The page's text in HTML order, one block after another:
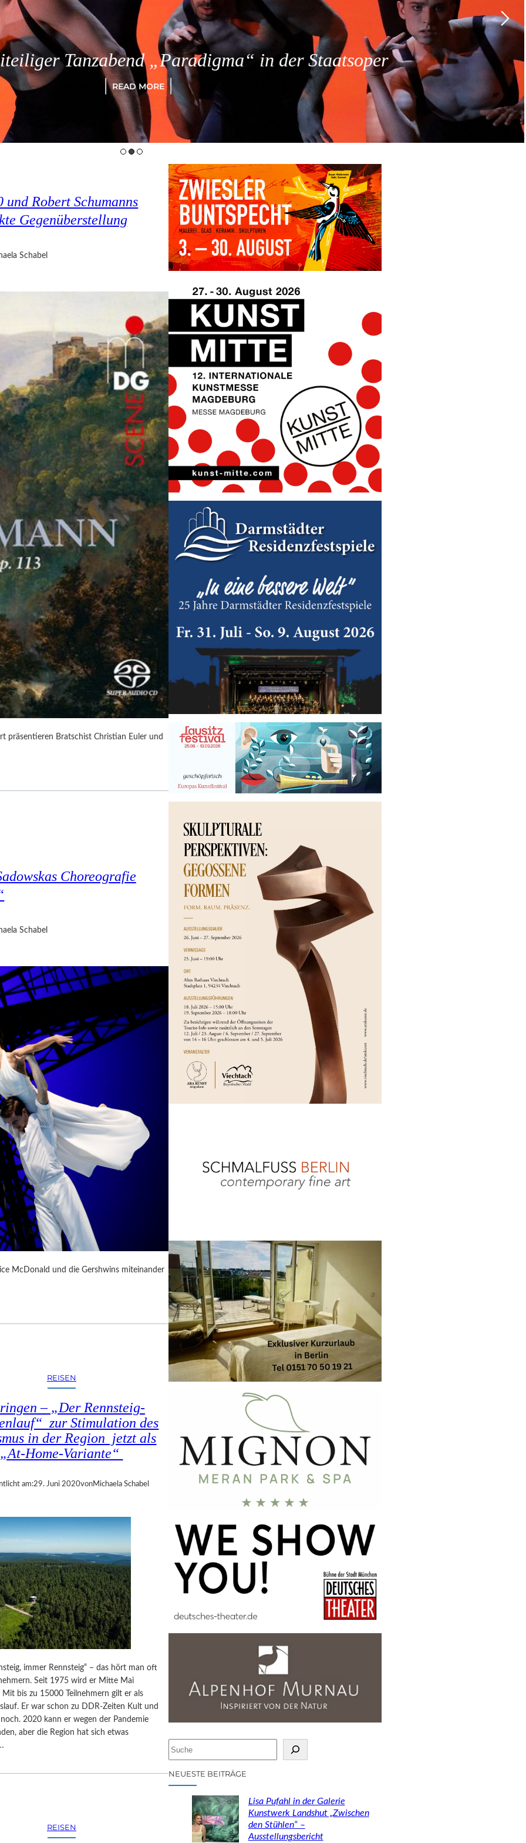
Tanzabend „Paradigma“ in der Staatsoper
READ MORE
und Robert Schumanns
Gegenüberstellung
Schabel
präsentieren Bratschist Christian Euler und
Choreografie
Schabel
McDonald und die Gershwins miteinander
REISEN
– „Der Rennsteig-
zur Stimulation des
in der Region jetzt als
„At-Home-Variante“
am:29. Juni 2020vonMichaela Schabel
immer Rennsteig“ – das hört man oft
Seit 1975 wird er Mitte Mai
Mit bis zu 15000 Teilnehmern gilt er als
Er war schon zu DDR-Zeiten Kult und
2020 kann er wegen der Pandemie
aber die Region hat sich etwas
REISEN
S
u
c
h
NEUESTE BEITRÄGE
Lisa Pufahl in der Galerie
Kunstwerk Landshut „Zwischen
den Stühlen“ –
Ausstellungsbericht